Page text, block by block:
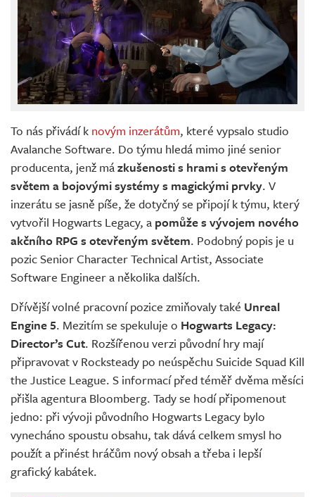
To nás přivádí k novým inzerátům, které vypsalo studio
Avalanche Software. Do týmu hledá mimo jiné senior
producenta, jenž mázkušenosti s hrami s otevřeným
světem a bojovými systémy s magickými prvky. V
inzerátu se jasně píše, že dotyčný se připojí k týmu, který
vytvořil Hogwarts Legacy, a pomůže s vývojem nového
akčního RPG s otevřeným světem. Podobný popis je u
pozic Senior Character Technical Artist, Associate
Software Engineer a několika dalších.
Dřívější volné pracovní pozice zmiňovaly také Unreal
Engine 5. Mezitím se spekuluje o Hogwarts Legacy:
Director’s Cut. Rozšířenou verzi původní hry mají
připravovat v Rocksteady po neúspěchu Suicide Squad Kill
the Justice League. S informací před téměř dvěma měsíci
přišla agentura Bloomberg. Tady se hodí připomenout
jedno: při vývoji původního Hogwarts Legacy bylo
vynecháno spoustu obsahu, tak dává celkem smysl ho
použít a přinést hráčům nový obsah a třeba i lepší
grafický kabátek.